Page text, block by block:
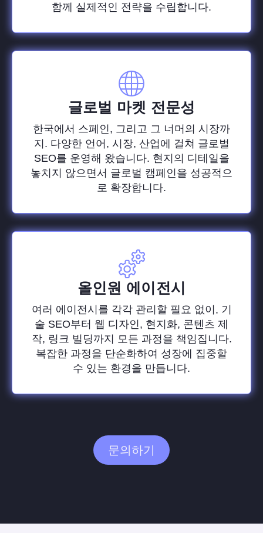
함께 실제적인 전략을 수립합니다.
글로벌 마켓 전문성
한국에서 스페인, 그리고 그 너머의 시장까
지. 다양한 언어, 시장, 산업에 걸쳐 글로벌
SEO를 운영해 왔습니다. 현지의 디테일을
놓치지 않으면서 글로벌 캠페인을 성공적으
로 확장합니다.
올인원 에이전시
여러 에이전시를 각각 관리할 필요 없이, 기
술 SEO부터 웹 디자인, 현지화, 콘텐츠 제
작, 링크 빌딩까지 모든 과정을 책임집니다.
복잡한 과정을 단순화하여 성장에 집중할
수 있는 환경을 만듭니다.
문의하기